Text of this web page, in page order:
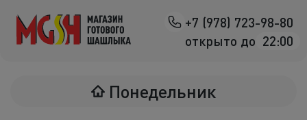
+7 (978) 723-98-80
открыто до 22:00
Назад
Понедельник